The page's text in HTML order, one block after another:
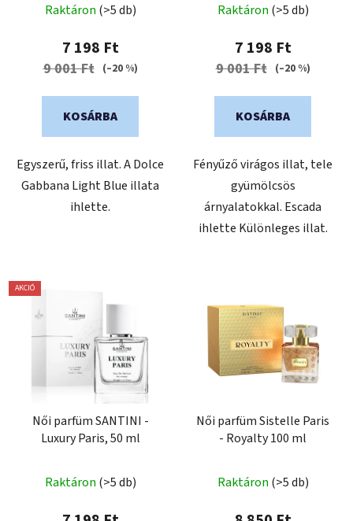
Raktáron (>5 db)
7 198 Ft
9 001 Ft (–20 %)
KOSÁRBA
Egyszerű, friss illat. A Dolce
Gabbana Light Blue illata
ihlette.
Raktáron (>5 db)
7 198 Ft
9 001 Ft (–20 %)
KOSÁRBA
Fényűző virágos illat, tele
gyümölcsös
árnyalatokkal. Escada
ihlette Különleges illat.
AKCIÓ
Női parfüm SANTINI -
Luxury Paris, 50 ml
Raktáron (>5 db)
Női parfüm Sistelle Paris
- Royalty 100 ml
Raktáron (>5 db)